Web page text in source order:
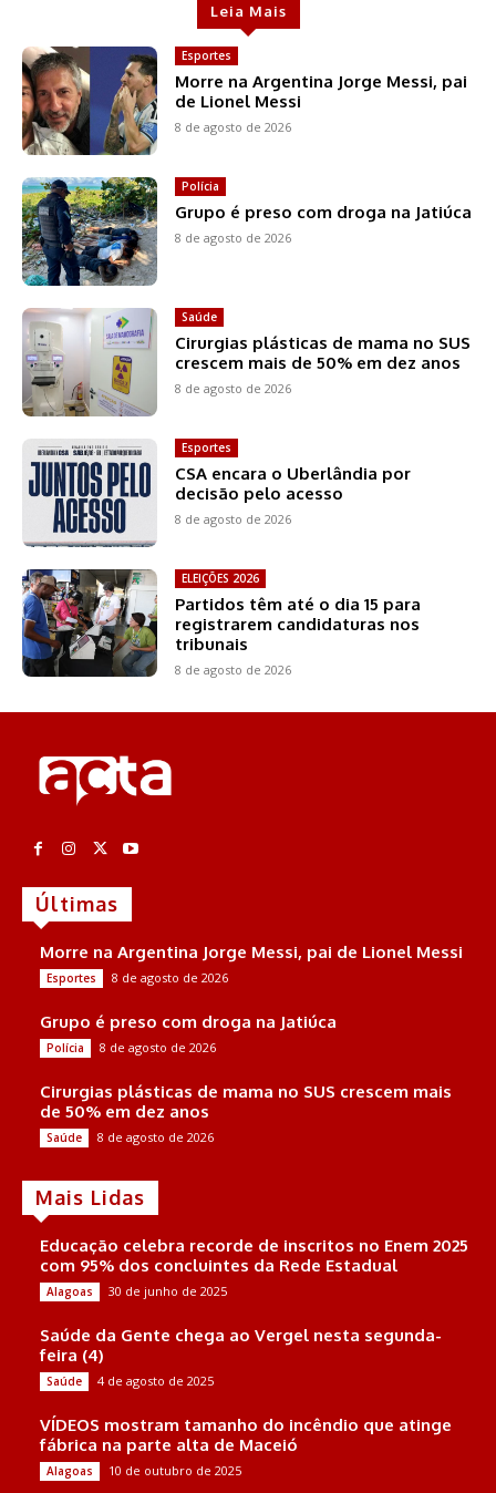
Leia Mais
Esportes
Morre na Argentina Jorge Messi, pai
de Lionel Messi
8 de agosto de 2026
Polícia
Grupo é preso com droga na Jatiúca
8 de agosto de 2026
Saúde
Cirurgias plásticas de mama no SUS
crescem mais de 50% em dez anos
8 de agosto de 2026
Esportes
CSA encara o Uberlândia por
decisão pelo acesso
8 de agosto de 2026
ELEIÇÕES 2026
Partidos têm até o dia 15 para
registrarem candidaturas nos
tribunais
8 de agosto de 2026
Últimas
Morre na Argentina Jorge Messi, pai de Lionel Messi
Esportes 8 de agosto de 2026
Grupo é preso com droga na Jatiúca
Polícia 8 de agosto de 2026
Cirurgias plásticas de mama no SUS crescem mais
de 50% em dez anos
Saúde 8 de agosto de 2026
Mais Lidas
Educação celebra recorde de inscritos no Enem 2025
com 95% dos concluintes da Rede Estadual
Alagoas 30 de junho de 2025
Saúde da Gente chega ao Vergel nesta segunda-
feira (4)
Saúde 4 de agosto de 2025
VÍDEOS mostram tamanho do incêndio que atinge
fábrica na parte alta de Maceió
Alagoas 10 de outubro de 2025